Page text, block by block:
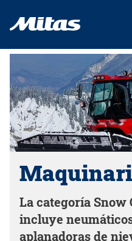
La categoría Snow
incluye
aplanadoras de